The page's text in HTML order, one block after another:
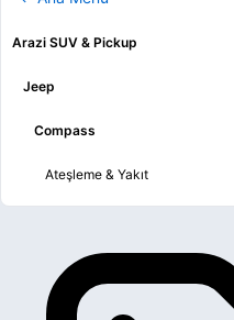
Arazi SUV & Pickup
Jeep
Compass
Ateşleme & Yakıt
Fren & Debriyaj
Isıtma & Havalandırma & Klima